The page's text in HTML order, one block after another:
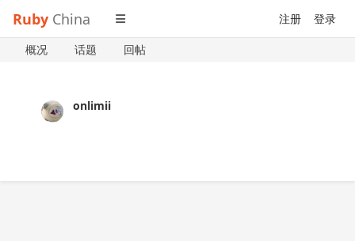
Ruby China 注册 登录
概况 话题 回帖
onlimii